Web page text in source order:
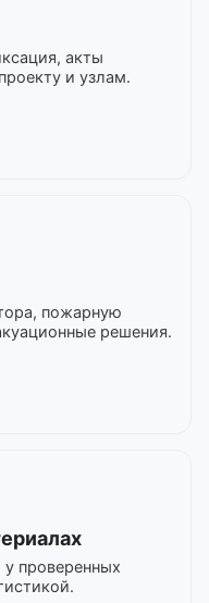
акты
и узлам.
пожарную
решения.
проверенных